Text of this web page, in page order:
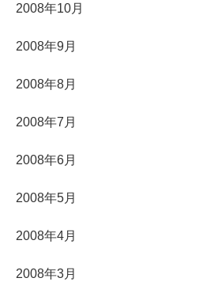
2008年10月
2008年9月
2008年8月
2008年7月
2008年6月
2008年5月
2008年4月
2008年3月